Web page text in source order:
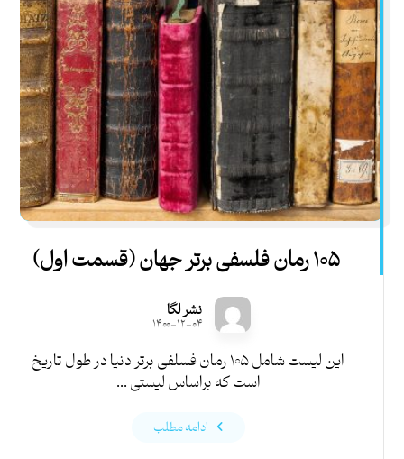
۱۰۵ رمان فلسفی برتر جهان (قسمت اول)
نشر لگا
۱۴۰۰-۱۲-۰۴
این لیست شامل ۱۰۵ رمان فسلفی برتر دنیا در طول تاریخ
است که براساس لیستی ...
ادامه مطلب